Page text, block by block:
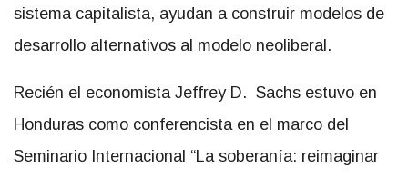
sistema capitalista, ayudan a construir modelos de
desarrollo alternativos al modelo neoliberal.
Recién el economista Jeffrey D. Sachs estuvo en
Honduras como conferencista en el marco del
Seminario Internacional “La soberanía: reimaginar